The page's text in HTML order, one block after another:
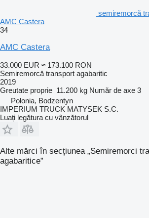
semiremorcă
AMC Castera
34
AMC Castera
33.000 EUR ≈ 173.100 RON
Semiremorcă transport agabaritic
2019
Greutate proprie 11.200 kg Număr de axe 3
Polonia, Bodzentyn
IMPERIUM TRUCK MATYSEK S.C.
Luați legătura cu vânzătorul
Alte mărci în secțiunea „Semiremorci
agabaritice”